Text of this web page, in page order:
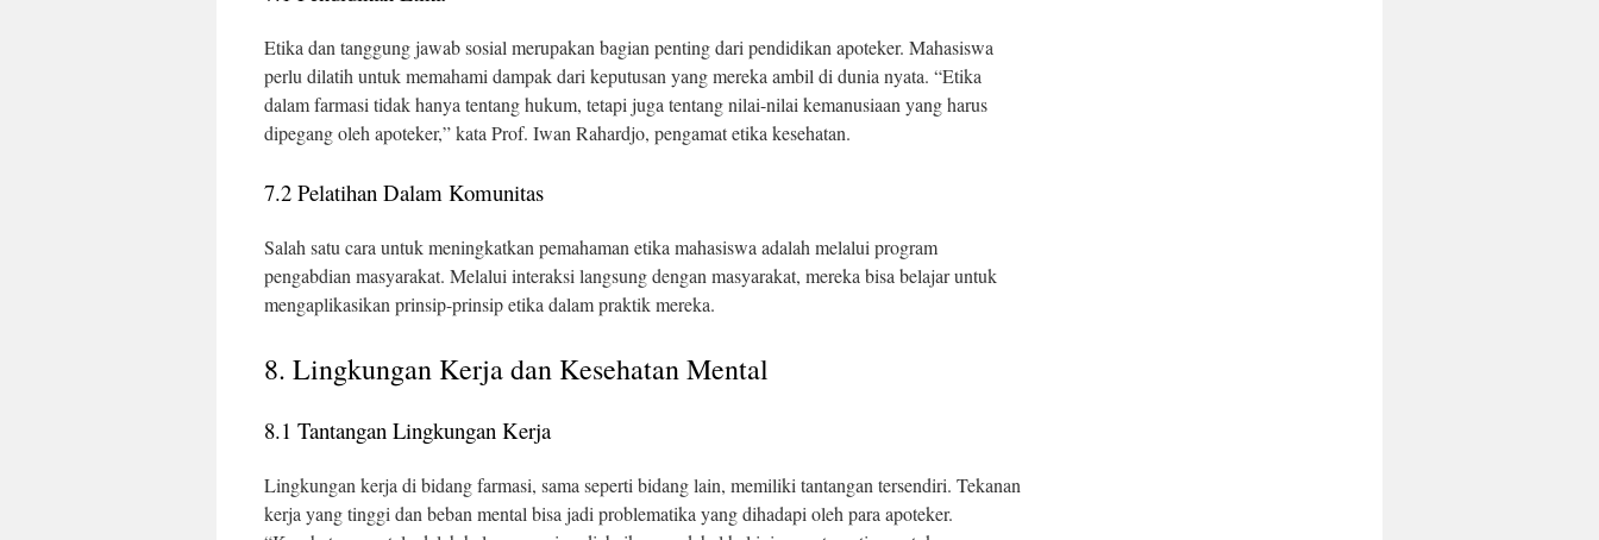
Etika dan tanggung jawab sosial merupakan bagian penting dari pendidikan apoteker. Mahasiswa
perlu dilatih untuk memahami dampak dari keputusan yang mereka ambil di dunia nyata. “Etika
dalam farmasi tidak hanya tentang hukum, tetapi juga tentang nilai-nilai kemanusiaan yang harus
dipegang oleh apoteker,” kata Prof. Iwan Rahardjo, pengamat etika kesehatan.
7.2 Pelatihan Dalam Komunitas
Salah satu cara untuk meningkatkan pemahaman etika mahasiswa adalah melalui program
pengabdian masyarakat. Melalui interaksi langsung dengan masyarakat, mereka bisa belajar untuk
mengaplikasikan prinsip-prinsip etika dalam praktik mereka.
8. Lingkungan Kerja dan Kesehatan Mental
8.1 Tantangan Lingkungan Kerja
Lingkungan kerja di bidang farmasi, sama seperti bidang lain, memiliki tantangan tersendiri. Tekanan
kerja yang tinggi dan beban mental bisa jadi problematika yang dihadapi oleh para apoteker.